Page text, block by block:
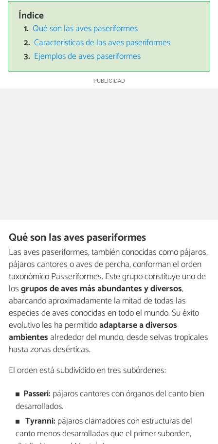
Índice
Qué son las aves paseriformes
Características de las aves paseriformes
Ejemplos de aves paseriformes
Qué son las aves paseriformes
Las aves paseriformes, también conocidas como pájaros,
pájaros cantores o aves de percha, conforman el orden
taxonómico Passeriformes. Este grupo constituye uno de
losgrupos de aves más abundantes y diversos,
abarcando aproximadamente la mitad de todas las
especies de aves conocidas en todo el mundo. Su éxito
evolutivo les ha permitidoadaptarse a diversos
ambientes alrededor del mundo, desde selvas tropicales
hasta zonas desérticas.
El orden está subdividido en tres subórdenes:
Passeri: pájaros cantores con órganos del canto bien
desarrollados.
Tyranni: pájaros clamadores con estructuras del
canto menos desarrolladas que el primer suborden,